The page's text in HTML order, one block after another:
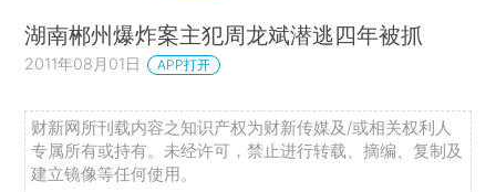
湖南郴州爆炸案主犯周龙斌潜逃四年被抓
2011年08月01日 APP打开
财新网所刊载内容之知识产权为财新传媒及/或相关权利人
专属所有或持有。未经许可，禁止进行转载、摘编、复制及
建立镜像等任何使用。